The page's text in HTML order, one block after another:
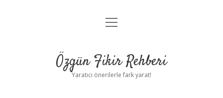
Gizlilik Politikası
Yasal Uyarı
menüyü
Özgün Fikir Rehberi
Yaratıcı önerilerle fark yarat!